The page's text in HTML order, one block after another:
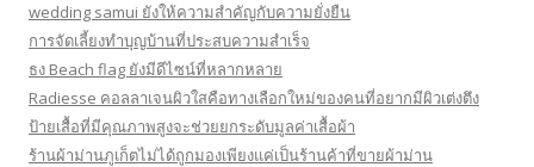
wedding samui ยังให้ความสำคัญกับความยั่งยืน
การจัดเลี้ยงทำบุญบ้านที่ประสบความสำเร็จ
ธง Beach flag ยังมีดีไซน์ที่หลากหลาย
Radiesse คอลลาเจนผิวใสคือทางเลือกใหม่ของคนที่อยากมีผิวเต่งตึง
ป้ายเสื้อที่มีคุณภาพสูงจะช่วยยกระดับมูลค่าเสื้อผ้า
ร้านผ้าม่านภูเก็ตไม่ได้ถูกมองเพียงแค่เป็นร้านค้าที่ขายผ้าม่าน